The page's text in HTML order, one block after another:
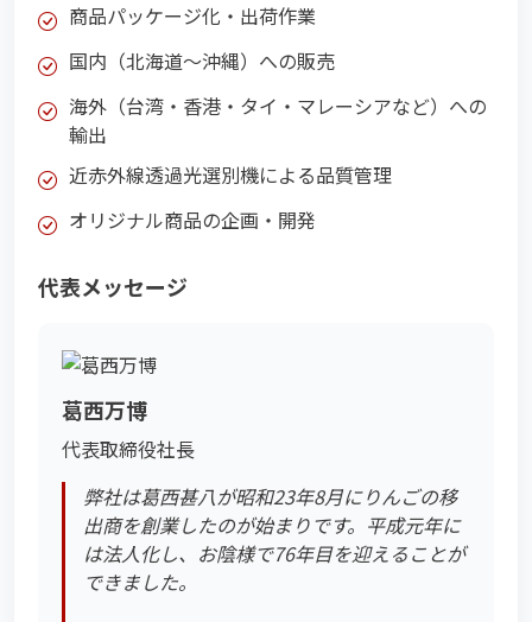
商品パッケージ化・出荷作業
国内（北海道〜沖縄）への販売
海外（台湾・香港・タイ・マレーシアなど）への
輸出
近赤外線透過光選別機による品質管理
オリジナル商品の企画・開発
代表メッセージ
葛西万博
代表取締役社長
弊社は葛西甚八が昭和23年8月にりんごの移
出商を創業したのが始まりです。平成元年に
は法人化し、お陰様で76年目を迎えることが
できました。